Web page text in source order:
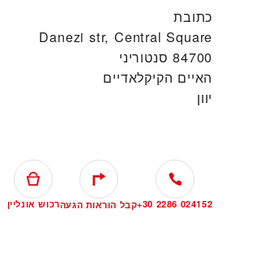
כתובת
Danezi str, Central Square
84700 סנטוריני
האיים הקיקלאדיים
יוון
+30 2286 024152קבל הוראות הגעהרכוש אונליין